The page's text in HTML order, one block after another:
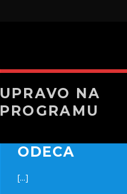
UPRAVO NA
PROGRAMU
ODECA
[...]